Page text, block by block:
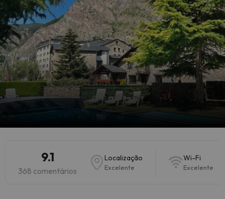
9.1
368 comentários
Localização
Excelente
Wi-Fi
Excelente